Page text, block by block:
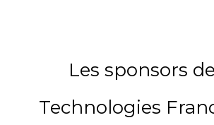
Les sponsors
Technologies